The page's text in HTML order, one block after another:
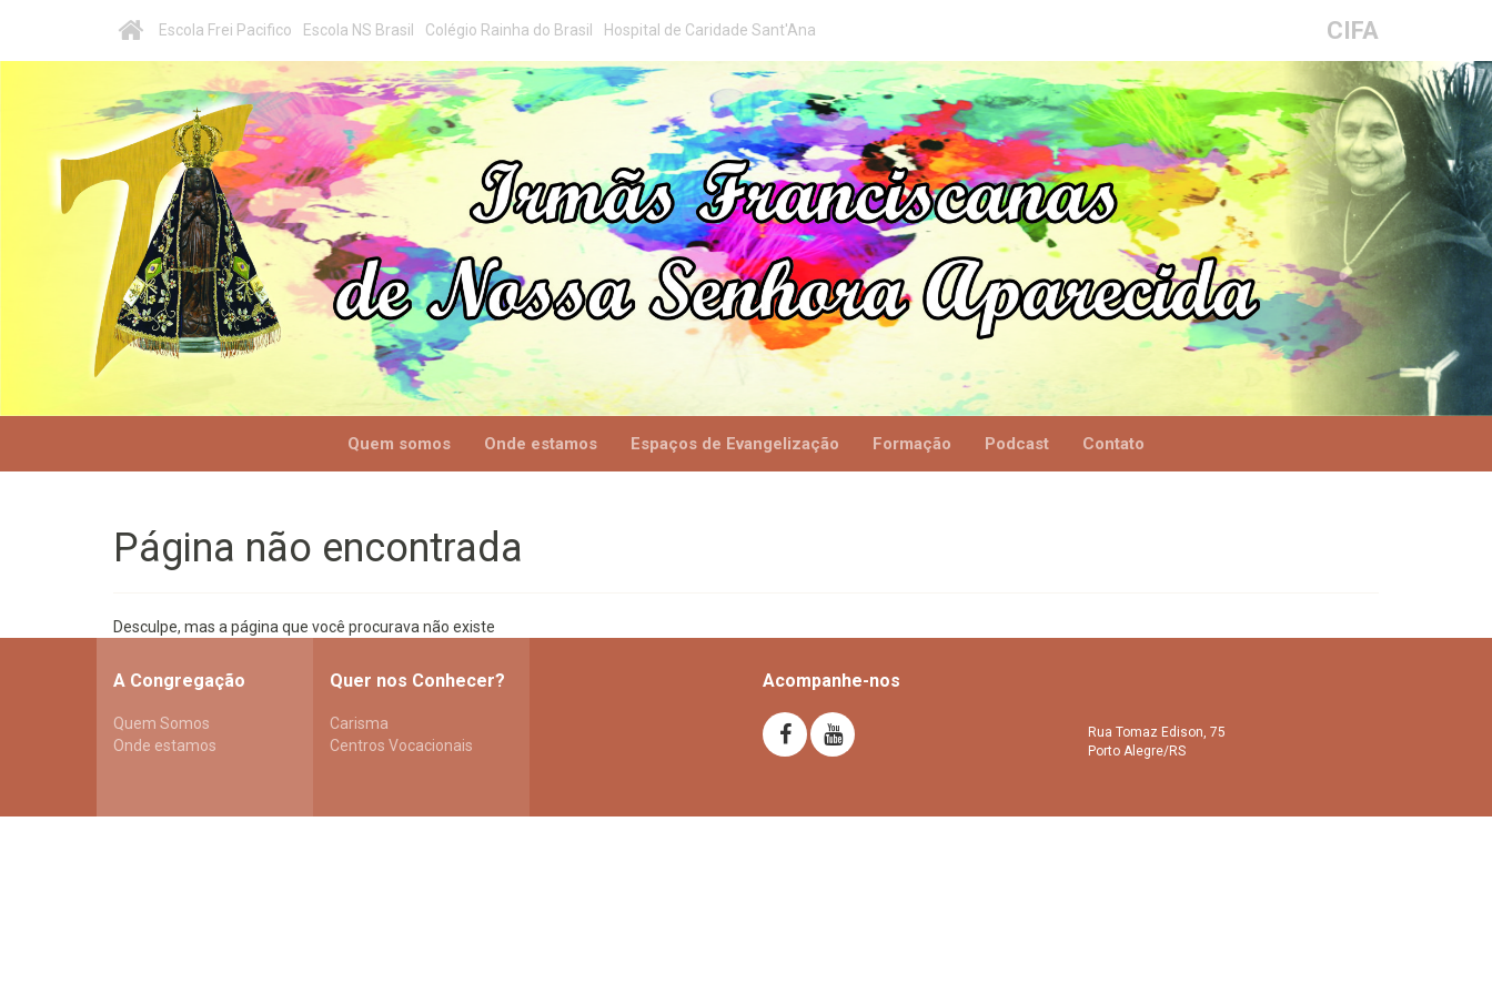
Escola Frei Pacifico Escola NS Brasil Colégio Rainha do Brasil Hospital de Caridade Sant'Ana CIFA
Quem somos Onde estamos Espaços de Evangelização Formação Podcast Contato
Página não encontrada
Desculpe, mas a página que você procurava não existe
A Congregação
Quem Somos
Onde estamos
Quer nos Conhecer?
Carisma
Centros Vocacionais
Acompanhe-nos
Rua Tomaz Edison, 75
Porto Alegre/RS